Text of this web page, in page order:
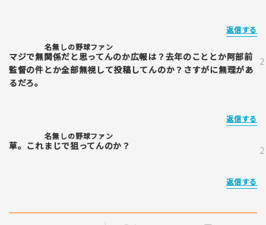
返信する
名無しの野球ファン
マジで無関係だと思ってんのか広報は？去年のこととか阿部前
監督の件とか全部無視して投稿してんのか？さすがに無理があ
るだろ。
返信する
名無しの野球ファン
草。これまじで狙ってんのか？
返信する